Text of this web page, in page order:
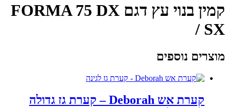
קמין בנוי עץ דגם FORMA 75 DX
/ SX
מוצרים נוספים
קערת אש Deborah – קערת גז גדולה